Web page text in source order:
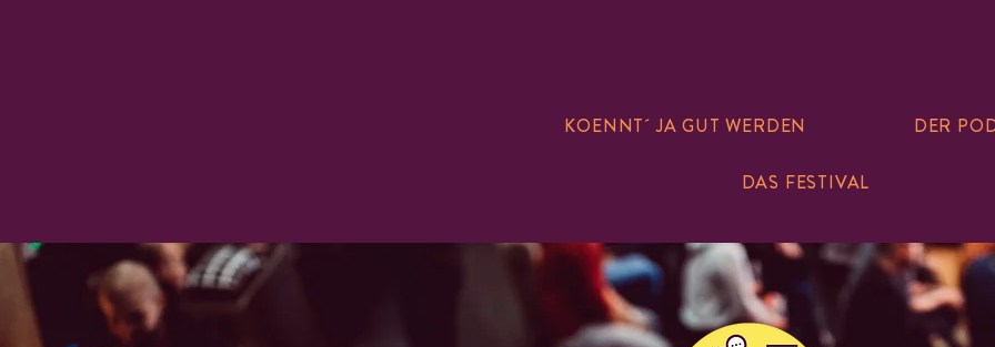
KOENNT´ JA GUT WERDEN DER
DAS FESTIVAL